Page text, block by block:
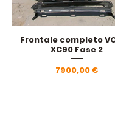
Vista rapida
Frontale completo
XC90 Fase 2
Prezzo
7900,00 €